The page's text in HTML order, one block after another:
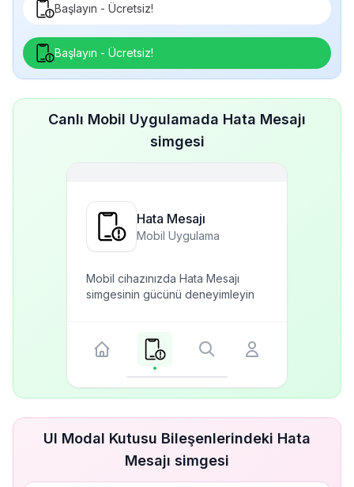
Başlayın - Ücretsiz!
Başlayın - Ücretsiz!
Canlı Mobil Uygulamada Hata Mesajı
simgesi
Hata Mesajı
Mobil Uygulama
Mobil cihazınızda Hata Mesajı
simgesinin gücünü deneyimleyin
UI Modal Kutusu Bileşenlerindeki Hata
Mesajı simgesi